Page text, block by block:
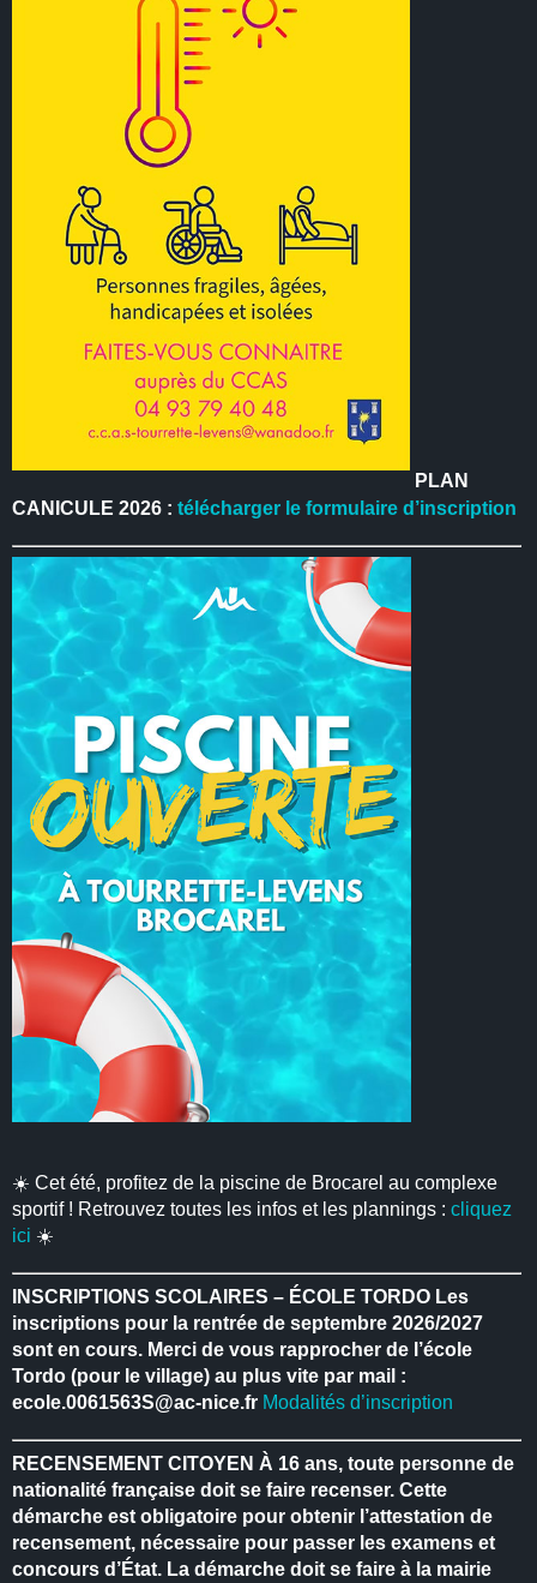
PLAN
CANICULE 2026 :télécharger le formulaire d’inscription
☀️ Cet été, profitez de la piscine de Brocarel au complexe
sportif ! Retrouvez toutes les infos et les plannings :cliquez
ici ☀️
INSCRIPTIONS SCOLAIRES – ÉCOLE TORDO Les
inscriptions pour la rentrée de septembre 2026/2027
sont en cours. Merci de vous rapprocher de l’école
Tordo (pour le village) au plus vite par mail :
ecole.0061563S@ac-nice.fr Modalités d’inscription
RECENSEMENT CITOYEN À 16 ans, toute personne de
nationalité française doit se faire recenser. Cette
démarche est obligatoire pour obtenir l’attestation de
recensement, nécessaire pour passer les examens et
concours d’État. La démarche doit se faire à la mairie